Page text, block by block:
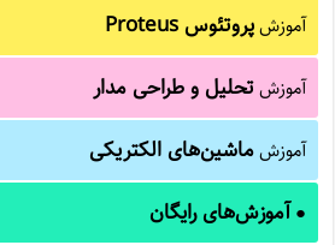
آموزشپروتئوس Proteus
آموزشتحلیل و طراحی مدار
آموزشماشین‌های الکتریکی
●آموزش‌های رایگان